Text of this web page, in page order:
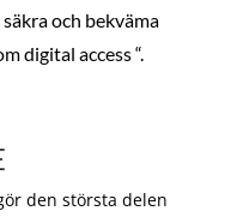
och bekväma
digital access “.
den största delen